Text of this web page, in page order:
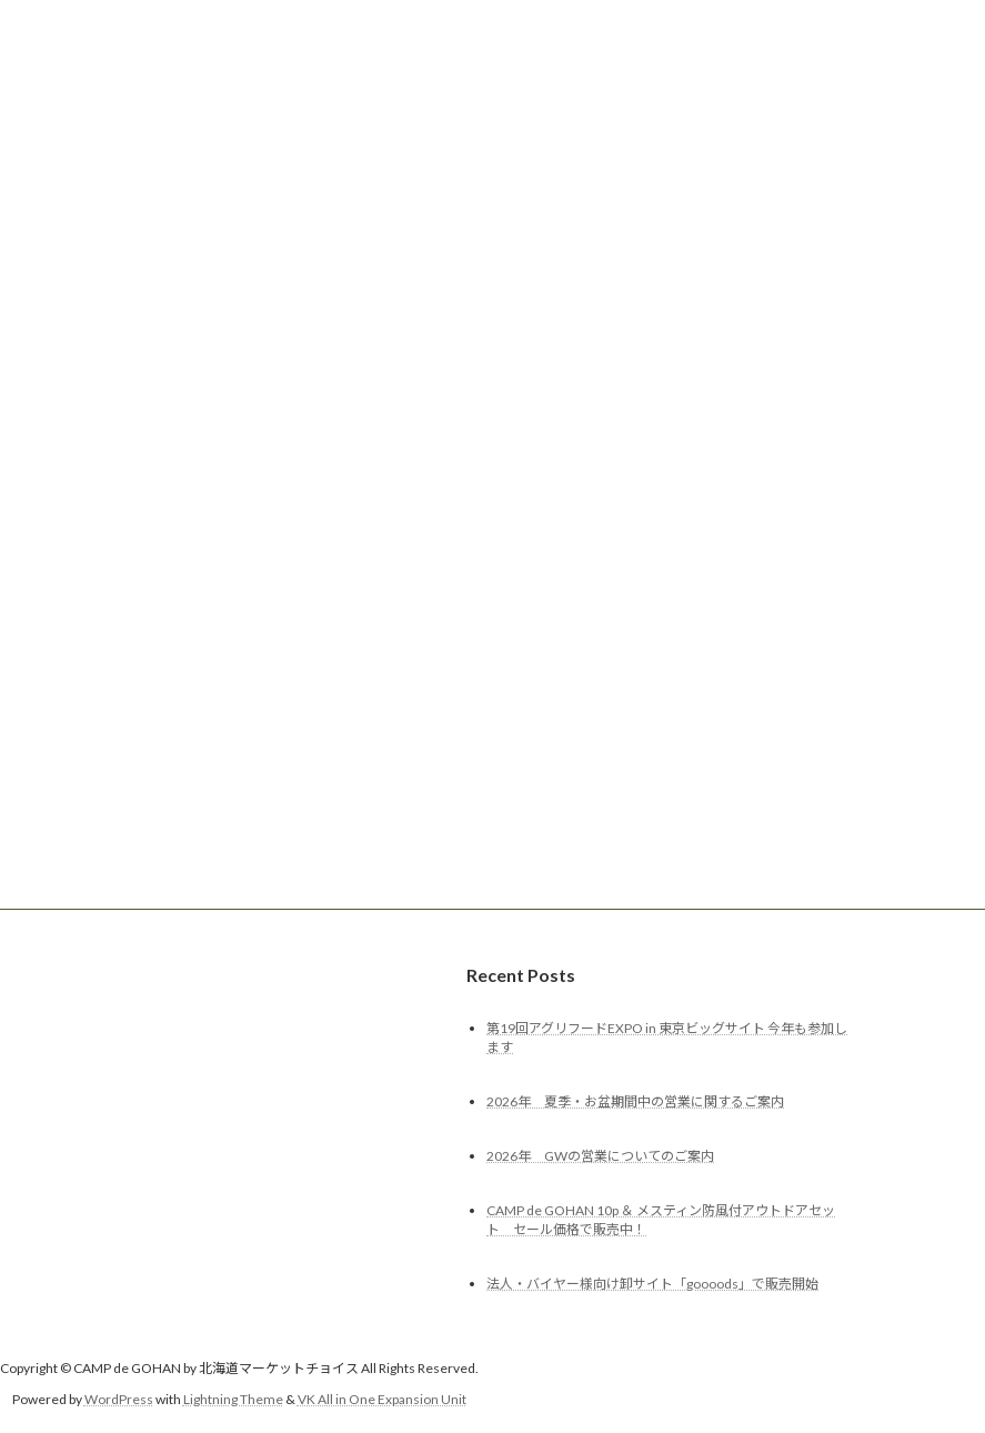
Recent Posts
第19回アグリフードEXPO in 東京ビッグサイト 今年も参加し
ます
2026年 夏季・お盆期間中の営業に関するご案内
2026年 GWの営業についてのご案内
CAMP de GOHAN 10p ＆ メスティン防風付アウトドアセッ
ト セール価格で販売中！
法人・バイヤー様向け卸サイト「goooods」で販売開始
Copyright © CAMP de GOHAN by 北海道マーケットチョイス All Rights Reserved.
Powered byWordPress with Lightning Theme&VK All in One Expansion Unit